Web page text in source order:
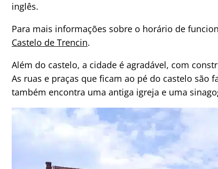
inglês.
Para mais informações sobre o horário de
Castelo de Trencin.
Além do castelo, a cidade é agradável, com
As ruas e praças que ficam ao pé do castelo são
também encontra uma antiga igreja e uma